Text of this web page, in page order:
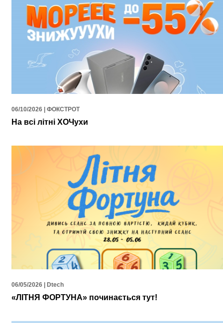
06/10/2026 | ФОКСТРОТ
На всі літні ХОЧухи
06/05/2026 | Dtech
«ЛІТНЯ ФОРТУНА» починається тут!